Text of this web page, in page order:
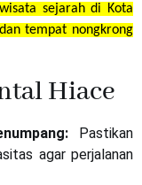
sejarah di
Kota
tempat nongkrong
Hiace
Pastikan
agar perjalanan